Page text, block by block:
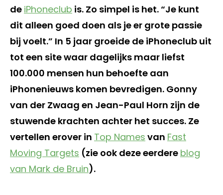
de iPhoneclub is. Zo simpel is het. “Je kunt
dit alleen goed doen als je er grote passie
bij voelt.” In 5 jaar groeide de iPhoneclub uit
tot een site waar dagelijks maar liefst
100.000 mensen hun behoefte aan
iPhonenieuws komen bevredigen. Gonny
van der Zwaag en Jean-Paul Horn zijn de
stuwende krachten achter het succes. Ze
vertellen erover in Top Names van Fast
Moving Targets (zie ook deze eerdere blog
van Mark de Bruin).